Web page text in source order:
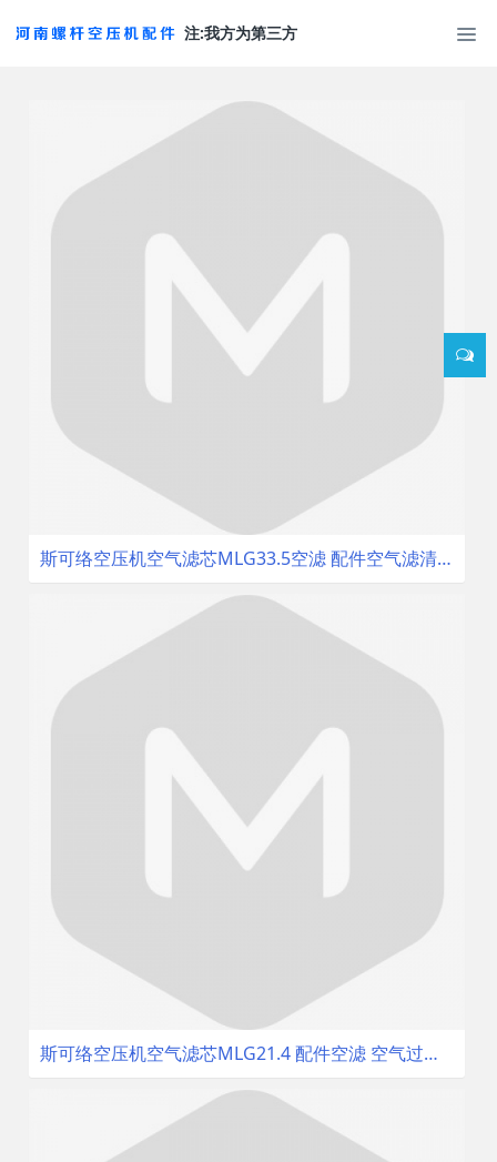
注:我方为第三方
斯可络空压机空气滤芯MLG33.5空滤 配件空气滤清器 空气过滤器
斯可络空压机空气滤芯MLG21.4 配件空滤 空气过滤器 空气滤清器